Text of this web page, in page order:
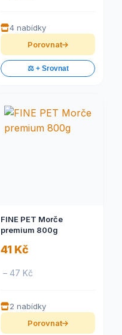
4 nabídky
Porovnat
⚖️ + Srovnat
FINE PET Morče
premium 800g
41 Kč
– 47 Kč
2 nabídky
Porovnat